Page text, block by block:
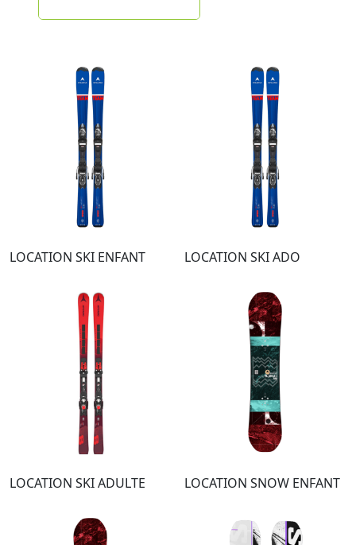
LOCATION SKI ENFANT LOCATION SKI ADO
LOCATION SKI ADULTE LOCATION SNOW ENFANT